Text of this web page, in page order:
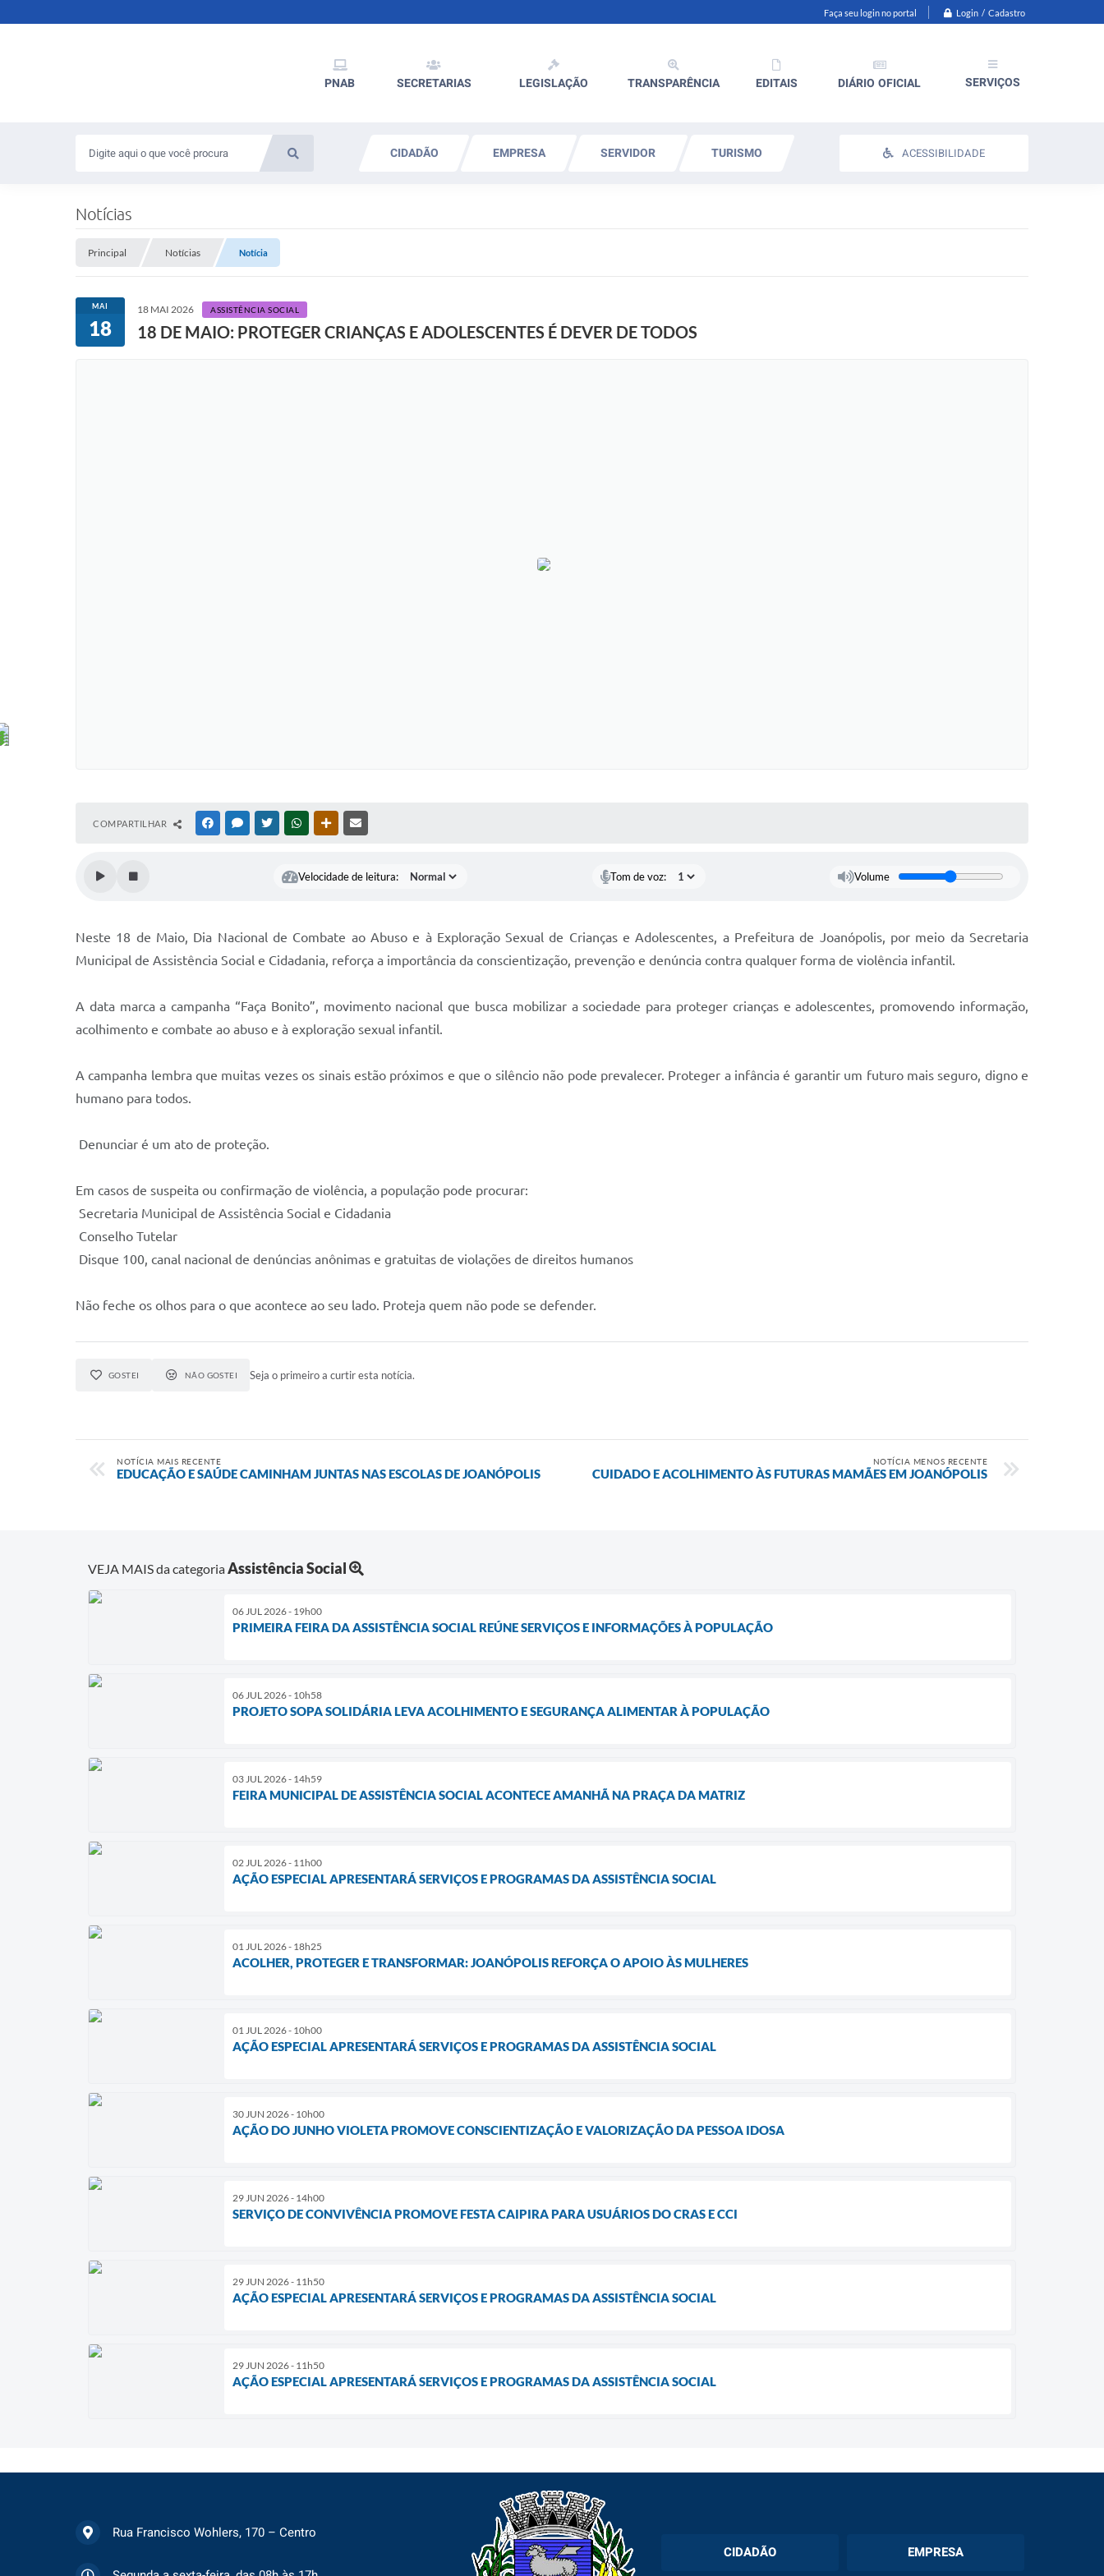
Faça seu login no portal Login / Cadastro
PNAB SECRETARIAS LEGISLAÇÃO TRANSPARÊNCIA EDITAIS DIÁRIO OFICIAL SERVIÇOS
CIDADÃO EMPRESA SERVIDOR TURISMO ACESSIBILIDADE
Notícias
Principal Notícias Notícia
MAI
18
18 MAI 2026 ASSISTÊNCIA SOCIAL
18 DE MAIO: PROTEGER CRIANÇAS E ADOLESCENTES É DEVER DE TODOS
COMPARTILHAR FACEBOOKMESSENGER
TWITTERWHATSAPPOUTRAS MÍDIAS
Velocidade de leitura: Tom de voz: Volume
Neste 18 de Maio, Dia Nacional de Combate ao Abuso e à Exploração Sexual de Crianças e Adolescentes, a Prefeitura de Joanópolis, por meio da Secretaria
Municipal de Assistência Social e Cidadania, reforça a importância da conscientização, prevenção e denúncia contra qualquer forma de violência infantil.
A data marca a campanha “Faça Bonito”, movimento nacional que busca mobilizar a sociedade para proteger crianças e adolescentes, promovendo informação,
acolhimento e combate ao abuso e à exploração sexual infantil.
A campanha lembra que muitas vezes os sinais estão próximos e que o silêncio não pode prevalecer. Proteger a infância é garantir um futuro mais seguro, digno e
humano para todos.
Denunciar é um ato de proteção.
Em casos de suspeita ou confirmação de violência, a população pode procurar:
Secretaria Municipal de Assistência Social e Cidadania
Conselho Tutelar
Disque 100, canal nacional de denúncias anônimas e gratuitas de violações de direitos humanos
Não feche os olhos para o que acontece ao seu lado. Proteja quem não pode se defender.
GOSTEI NÃO GOSTEI Seja o primeiro a curtir esta notícia.
NOTÍCIA MAIS RECENTE
EDUCAÇÃO E SAÚDE CAMINHAM JUNTAS NAS ESCOLAS DE JOANÓPOLIS
NOTÍCIA MENOS RECENTE
CUIDADO E ACOLHIMENTO ÀS FUTURAS MAMÃES EM JOANÓPOLIS
VEJA MAIS da categoriaAssistência Social
06 JUL 2026 - 19h00
PRIMEIRA FEIRA DA ASSISTÊNCIA SOCIAL REÚNE SERVIÇOS E INFORMAÇÕES À POPULAÇÃO
06 JUL 2026 - 10h58
PROJETO SOPA SOLIDÁRIA LEVA ACOLHIMENTO E SEGURANÇA ALIMENTAR À POPULAÇÃO
03 JUL 2026 - 14h59
FEIRA MUNICIPAL DE ASSISTÊNCIA SOCIAL ACONTECE AMANHÃ NA PRAÇA DA MATRIZ
02 JUL 2026 - 11h00
AÇÃO ESPECIAL APRESENTARÁ SERVIÇOS E PROGRAMAS DA ASSISTÊNCIA SOCIAL
01 JUL 2026 - 18h25
ACOLHER, PROTEGER E TRANSFORMAR: JOANÓPOLIS REFORÇA O APOIO ÀS MULHERES
01 JUL 2026 - 10h00
AÇÃO ESPECIAL APRESENTARÁ SERVIÇOS E PROGRAMAS DA ASSISTÊNCIA SOCIAL
30 JUN 2026 - 10h00
AÇÃO DO JUNHO VIOLETA PROMOVE CONSCIENTIZAÇÃO E VALORIZAÇÃO DA PESSOA IDOSA
29 JUN 2026 - 14h00
SERVIÇO DE CONVIVÊNCIA PROMOVE FESTA CAIPIRA PARA USUÁRIOS DO CRAS E CCI
29 JUN 2026 - 11h50
AÇÃO ESPECIAL APRESENTARÁ SERVIÇOS E PROGRAMAS DA ASSISTÊNCIA SOCIAL
29 JUN 2026 - 11h50
AÇÃO ESPECIAL APRESENTARÁ SERVIÇOS E PROGRAMAS DA ASSISTÊNCIA SOCIAL
Rua Francisco Wohlers, 170 – Centro
CIDADÃO EMPRESA